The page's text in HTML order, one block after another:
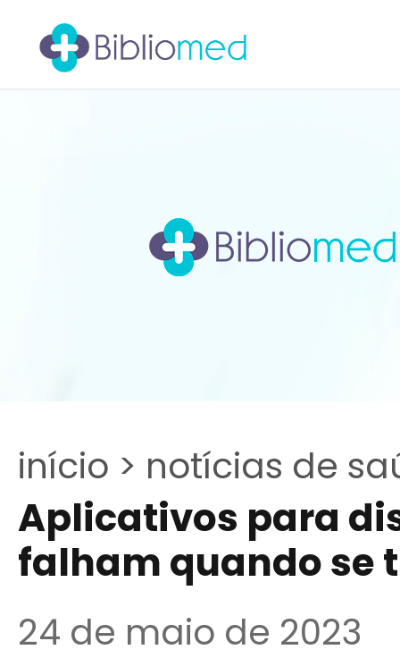
início > notícias de
Aplicativos para
falham quando se
24 de maio de 2023